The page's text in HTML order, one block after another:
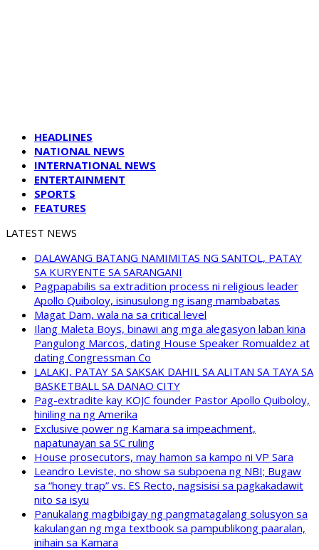
HEADLINES
NATIONAL NEWS
INTERNATIONAL NEWS
ENTERTAINMENT
SPORTS
FEATURES
LATEST NEWS
DALAWANG BATANG NAMIMITAS NG SANTOL, PATAY
SA KURYENTE SA SARANGANI
Pagpapabilis sa extradition process ni religious leader
Apollo Quiboloy, isinusulong ng isang mambabatas
Magat Dam, wala na sa critical level
Ilang Maleta Boys, binawi ang mga alegasyon laban kina
Pangulong Marcos, dating House Speaker Romualdez at
dating Congressman Co
LALAKI, PATAY SA SAKSAK DAHIL SA ALITAN SA TAYA SA
BASKETBALL SA DANAO CITY
Pag-extradite kay KOJC founder Pastor Apollo Quiboloy,
hiniling na ng Amerika
Exclusive power ng Kamara sa impeachment,
napatunayan sa SC ruling
House prosecutors, may hamon sa kampo ni VP Sara
Leandro Leviste, no show sa subpoena ng NBI; Bugaw
sa “honey trap” vs. ES Recto, nagsisisi sa pagkakadawit
nito sa isyu
Panukalang magbibigay ng pangmatagalang solusyon sa
kakulangan ng mga textbook sa pampublikong paaralan,
inihain sa Kamara